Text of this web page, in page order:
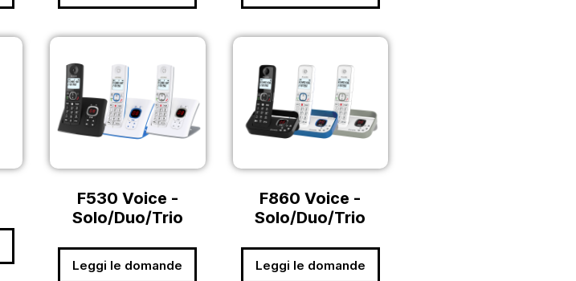
F530 Voice -
Solo/Duo/Trio
Leggi le domande
F860 Voice -
Solo/Duo/Trio
Leggi le domande